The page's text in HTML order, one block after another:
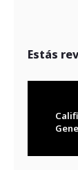
Estás